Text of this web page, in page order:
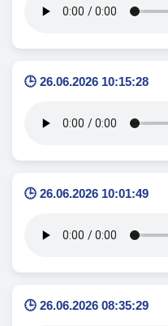
🕒 26.06.2026 10:15:28
🕒 26.06.2026 10:01:49
🕒 26.06.2026 08:35:29